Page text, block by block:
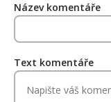
Název komentáře
Text komentáře